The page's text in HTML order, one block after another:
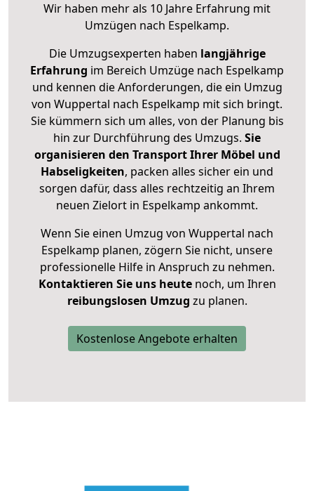
Wir haben mehr als 10 Jahre Erfahrung mit
Umzügen nach Espelkamp.
Die Umzugsexperten haben langjährige
Erfahrung im Bereich Umzüge nach Espelkamp
und kennen die Anforderungen, die ein Umzug
von Wuppertal nach Espelkamp mit sich bringt.
Sie kümmern sich um alles, von der Planung bis
hin zur Durchführung des Umzugs. Sie
organisieren den Transport Ihrer Möbel und
Habseligkeiten, packen alles sicher ein und
sorgen dafür, dass alles rechtzeitig an Ihrem
neuen Zielort in Espelkamp ankommt.
Wenn Sie einen Umzug von Wuppertal nach
Espelkamp planen, zögern Sie nicht, unsere
professionelle Hilfe in Anspruch zu nehmen.
Kontaktieren Sie uns heutenoch, um Ihren
reibungslosen Umzug zu planen.
Kostenlose Angebote erhalten